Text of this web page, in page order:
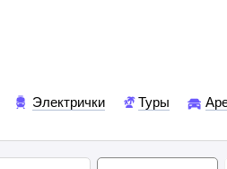
Электрички Туры